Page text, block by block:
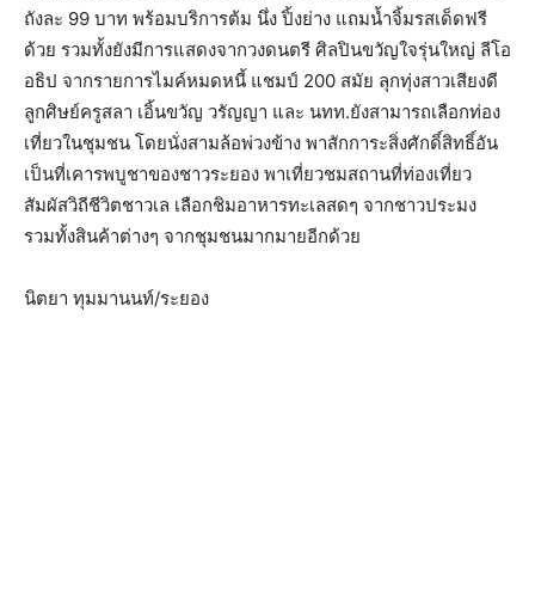
ถังละ 99 บาท พร้อมบริการต้ม นึ่ง ปิ้งย่าง แถมน้ำจิ้มรสเด็ดฟรี
ด้วย รวมทั้งยังมีการแสดงจากวงดนตรี ศิลปินขวัญใจรุ่นใหญ่ ลีโอ
อธิป จากรายการไมค์หมดหนี้ แชมป์ 200 สมัย ลุกทุ่งสาวเสียงดี
ลูกศิษย์ครูสลา เอิ้นขวัญ วรัญญา และ นทท.ยังสามารถเลือกท่อง
เที่ยวในชุมชน โดยนั่งสามล้อพ่วงข้าง พาสักการะสิ่งศักดิ์สิทธิ์อัน
เป็นที่เคารพบูชาของชาวระยอง พาเที่ยวชมสถานที่ท่องเที่ยว
สัมผัสวิถีชีวิตชาวเล เลือกชิมอาหารทะเลสดๆ จากชาวประมง
รวมทั้งสินค้าต่างๆ จากชุมชนมากมายอีกด้วย
นิตยา ทุมมานนท์/ระยอง